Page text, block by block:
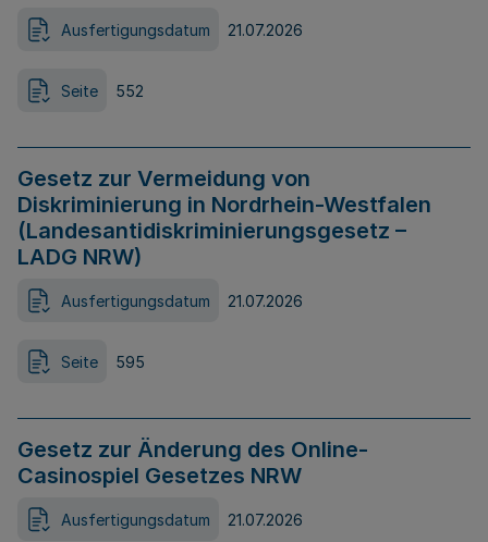
Ausfertigungsdatum 21.07.2026
Seite 552
Gesetz zur Vermeidung von
Diskriminierung in Nordrhein-Westfalen
(Landesantidiskriminierungsgesetz –
LADG NRW)
Ausfertigungsdatum 21.07.2026
Seite 595
Gesetz zur Änderung des Online-
Casinospiel Gesetzes NRW
Ausfertigungsdatum 21.07.2026